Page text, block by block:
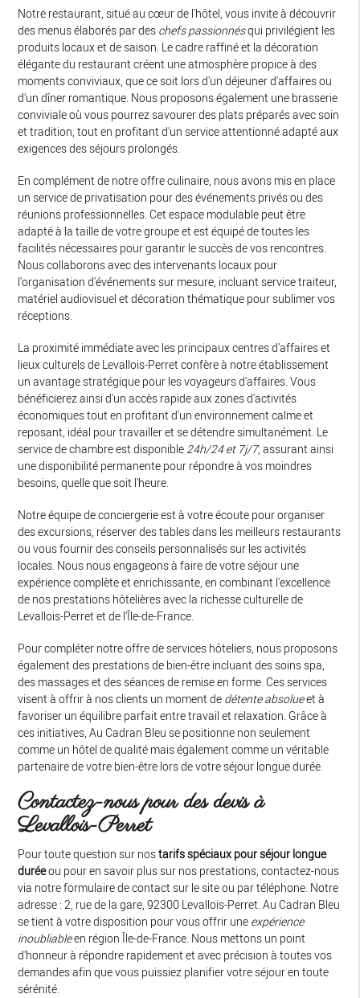
Notre restaurant, situé au cœur de l'hôtel, vous invite à découvrir
des menus élaborés par des chefs passionnésqui privilégient les
produits locaux et de saison. Le cadre raffiné et la décoration
élégante du restaurant créent une atmosphère propice à des
moments conviviaux, que ce soit lors d'un déjeuner d'affaires ou
d'un dîner romantique. Nous proposons également une brasserie
conviviale où vous pourrez savourer des plats préparés avec soin
et tradition, tout en profitant d'un service attentionné adapté aux
exigences des séjours prolongés.
En complément de notre offre culinaire, nous avons mis en place
un service de privatisation pour des événements privés ou des
réunions professionnelles. Cet espace modulable peut être
adapté à la taille de votre groupe et est équipé de toutes les
facilités nécessaires pour garantir le succès de vos rencontres.
Nous collaborons avec des intervenants locaux pour
l'organisation d'événements sur mesure, incluant service traiteur,
matériel audiovisuel et décoration thématique pour sublimer vos
réceptions.
La proximité immédiate avec les principaux centres d'affaires et
lieux culturels de Levallois-Perret confère à notre établissement
un avantage stratégique pour les voyageurs d'affaires. Vous
bénéficierez ainsi d'un accès rapide aux zones d'activités
économiques tout en profitant d'un environnement calme et
reposant, idéal pour travailler et se détendre simultanément. Le
service de chambre est disponible 24h/24 et 7j/7, assurant ainsi
une disponibilité permanente pour répondre à vos moindres
besoins, quelle que soit l'heure.
Notre équipe de conciergerie est à votre écoute pour organiser
des excursions, réserver des tables dans les meilleurs restaurants
ou vous fournir des conseils personnalisés sur les activités
locales. Nous nous engageons à faire de votre séjour une
expérience complète et enrichissante, en combinant l'excellence
de nos prestations hôtelières avec la richesse culturelle de
Levallois-Perret et de l'Île-de-France.
Pour compléter notre offre de services hôteliers, nous proposons
également des prestations de bien-être incluant des soins spa,
des massages et des séances de remise en forme. Ces services
visent à offrir à nos clients un moment de détente absolueet à
favoriser un équilibre parfait entre travail et relaxation. Grâce à
ces initiatives, Au Cadran Bleu se positionne non seulement
comme un hôtel de qualité mais également comme un véritable
partenaire de votre bien-être lors de votre séjour longue durée.
Contactez-nous pour des devis à
Levallois-Perret
Pour toute question sur nostarifs spéciaux pour séjour longue
duréeou pour en savoir plus sur nos prestations, contactez-nous
via notre formulaire de contact sur le site ou par téléphone. Notre
adresse : 2, rue de la gare, 92300 Levallois-Perret. Au Cadran Bleu
se tient à votre disposition pour vous offrir une expérience
inoubliableen région Île-de-France. Nous mettons un point
d'honneur à répondre rapidement et avec précision à toutes vos
demandes afin que vous puissiez planifier votre séjour en toute
sérénité.